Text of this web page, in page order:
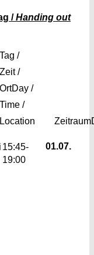
/Handing out
Tag /
Zeit /
OrtDay /
Time /
Location
Zeitraum
15:45-
19:00
01.07.